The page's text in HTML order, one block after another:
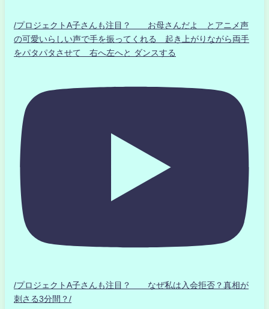
/プロジェクトA子さんも注目？ お母さんだよ とアニメ声
の可愛いらしい声で手を振ってくれる 起き上がりながら両手
をパタパタさせて 右へ左へと ダンスする
/プロジェクトA子さんも注目？ なぜ私は入会拒否？真相が
刺さる3分間？/